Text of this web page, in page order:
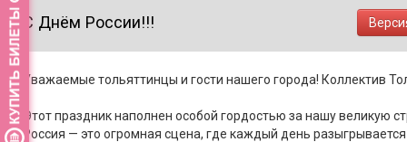
С Днём России!!!
Уважаемые тольяттинцы и гости нашего города! Коллектив
Этот праздник наполнен особой гордостью за нашу великую
Россия — это огромная сцена, где каждый день